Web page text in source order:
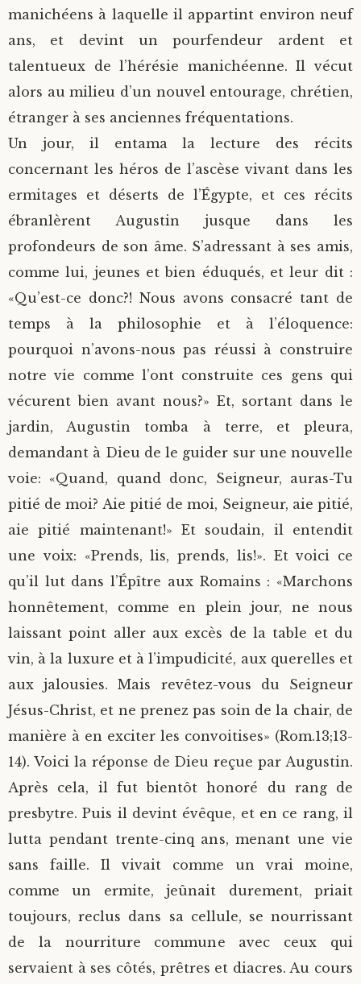
manichéens à laquelle il appartint environ neuf
ans, et devint un pourfendeur ardent et
talentueux de l’hérésie manichéenne. Il vécut
alors au milieu d’un nouvel entourage, chrétien,
étranger à ses anciennes fréquentations.
Un jour, il entama la lecture des récits
concernant les héros de l’ascèse vivant dans les
ermitages et déserts de l’Égypte, et ces récits
ébranlèrent Augustin jusque dans les
profondeurs de son âme. S’adressant à ses amis,
comme lui, jeunes et bien éduqués, et leur dit :
«Qu’est-ce donc?! Nous avons consacré tant de
temps à la philosophie et à l’éloquence:
pourquoi n’avons-nous pas réussi à construire
notre vie comme l’ont construite ces gens qui
vécurent bien avant nous?» Et, sortant dans le
jardin, Augustin tomba à terre, et pleura,
demandant à Dieu de le guider sur une nouvelle
voie: «Quand, quand donc, Seigneur, auras-Tu
pitié de moi? Aie pitié de moi, Seigneur, aie pitié,
aie pitié maintenant!» Et soudain, il entendit
une voix: «Prends, lis, prends, lis!». Et voici ce
qu’il lut dans l’Épître aux Romains : «Marchons
honnêtement, comme en plein jour, ne nous
laissant point aller aux excès de la table et du
vin, à la luxure et à l’impudicité, aux querelles et
aux jalousies. Mais revêtez-vous du Seigneur
Jésus-Christ, et ne prenez pas soin de la chair, de
manière à en exciter les convoitises» (Rom.13;13-
14). Voici la réponse de Dieu reçue par Augustin.
Après cela, il fut bientôt honoré du rang de
presbytre. Puis il devint évêque, et en ce rang, il
lutta pendant trente-cinq ans, menant une vie
sans faille. Il vivait comme un vrai moine,
comme un ermite, jeûnait durement, priait
toujours, reclus dans sa cellule, se nourrissant
de la nourriture commune avec ceux qui
servaient à ses côtés, prêtres et diacres. Au cours